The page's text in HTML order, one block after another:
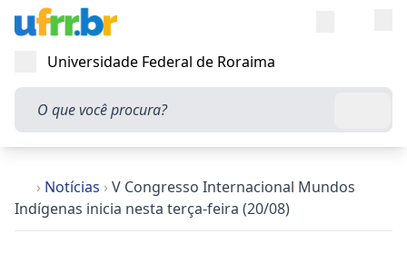
Abrir menu
Universidade Federal de Roraima
O que você procura?
› Notícias › V Congresso Internacional Mundos
Indígenas inicia nesta terça-feira (20/08)